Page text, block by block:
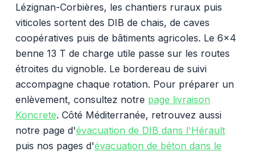
Lézignan-Corbières, les chantiers ruraux puis
viticoles sortent des DIB de chais, de caves
coopératives puis de bâtiments agricoles. Le 6x4
benne 13 T de charge utile passe sur les routes
étroites du vignoble. Le bordereau de suivi
accompagne chaque rotation. Pour préparer un
enlèvement, consultez notre page livraison
Koncrete. Côté Méditerranée, retrouvez aussi
notre page d'évacuation de DIB dans l'Hérault
puis nos pages d'évacuation de béton dans le